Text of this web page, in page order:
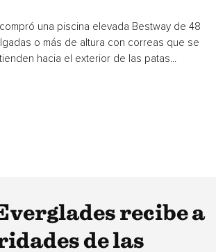
una piscina elevada Bestway de 48
o más de altura con correas que se
hacia el exterior de las patas...
recibe a
de las